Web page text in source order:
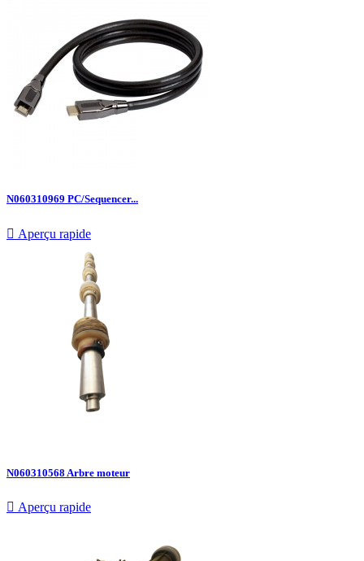
N060310969 PC/Sequencer...
 Aperçu rapide
N060310568 Arbre moteur
 Aperçu rapide